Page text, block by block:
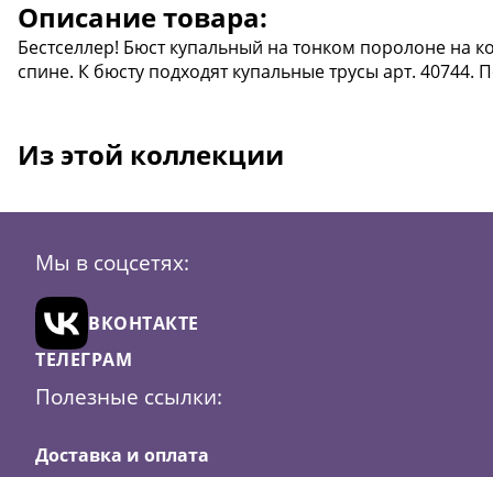
Описание товара:
Бестселлер! Бюст купальный на тонком поролоне на
спине. К бюсту подходят купальные трусы арт. 40744.
Из этой коллекции
Мы в соцсетях:
ВКОНТАКТЕ
ТЕЛЕГРАМ
Полезные ссылки:
Доставка и оплата